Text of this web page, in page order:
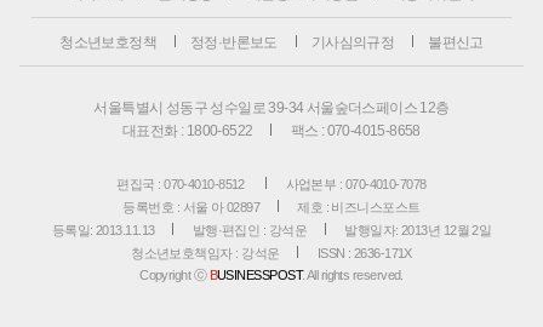
청소년보호정책 정정·반론보도 기사심의규정 불편신고
서울특별시 성동구 성수일로 39-34 서울숲더스페이스 12층
대표전화 : 1800-6522
팩스 : 070-4015-8658
편집국 : 070-4010-8512
사업본부 : 070-4010-7078
등록번호 : 서울 아 02897
제호 : 비즈니스포스트
등록일: 2013.11.13
발행·편집인 : 강석운
발행일자: 2013년 12월 2일
청소년보호책임자 : 강석운
ISSN : 2636-171X
Copyright ⓒ BUSINESSPOST. All rights reserved.